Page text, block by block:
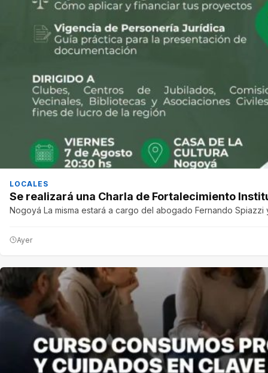
LOCALES
Se realizará una Charla de Fortalecimiento
Nogoyá La misma estará a cargo del abogado Fernando
Ayer